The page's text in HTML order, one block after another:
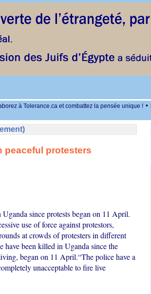
à Tolerance.ca et combattez la pensée unique ! •
peaceful protesters
since protests began on 11 April.
use of force against protestors,
at crowds of protesters in different
been killed in Uganda since the
began on 11 April.“The police have a
unacceptable to fire live